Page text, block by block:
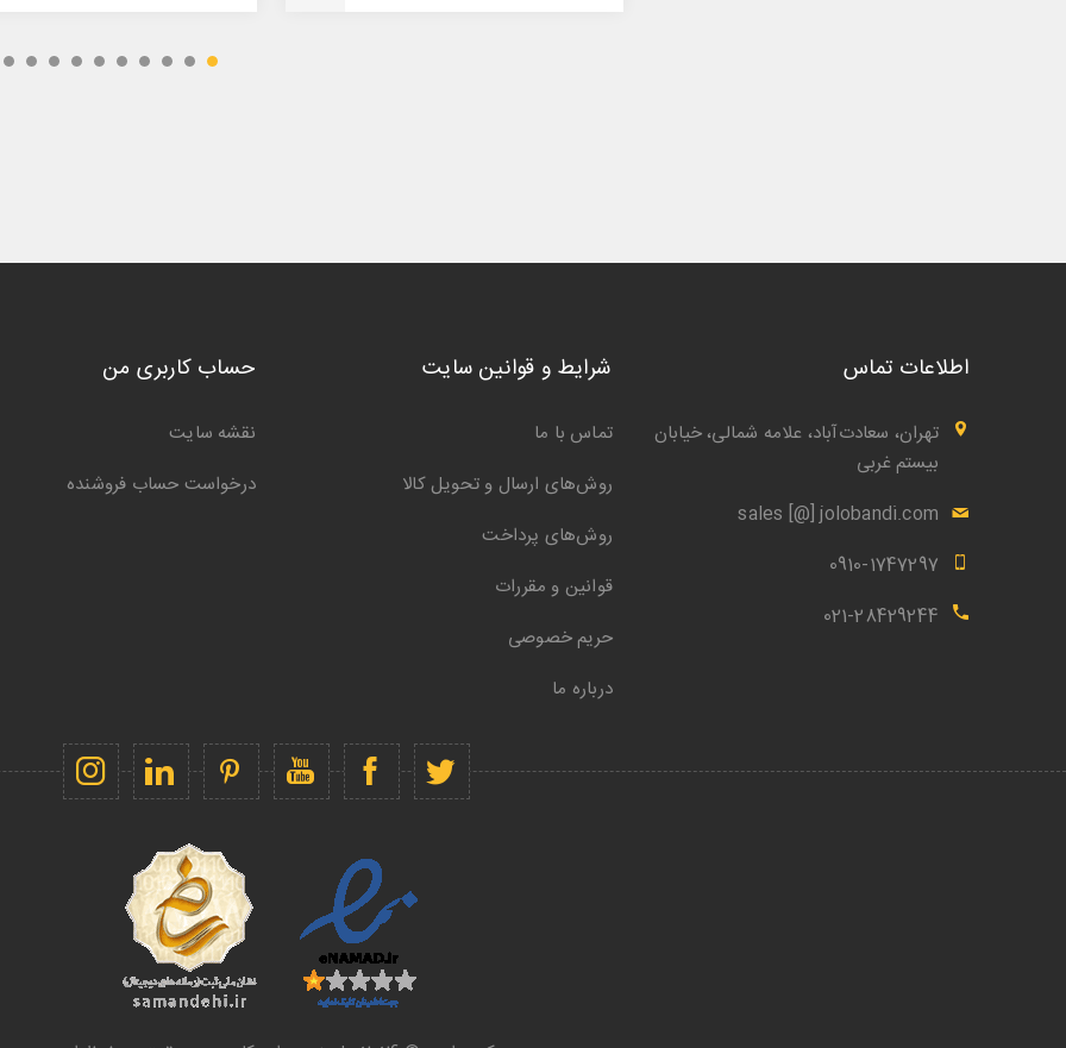
اطلاعات تماس
تهران، سعادت‌آباد، علامه شمالی، خیابان
بیستم غربی
sales [@] jolobandi.com
0910-1747297
021-28429244
شرایط و قوانین سایت
تماس با ما
روش‌های ارسال و تحویل کالا
روش‌های پرداخت
قوانین و مقررات
حریم خصوصی
درباره ما
حساب کاربری من
نقشه سایت
درخواست حساب فروشنده